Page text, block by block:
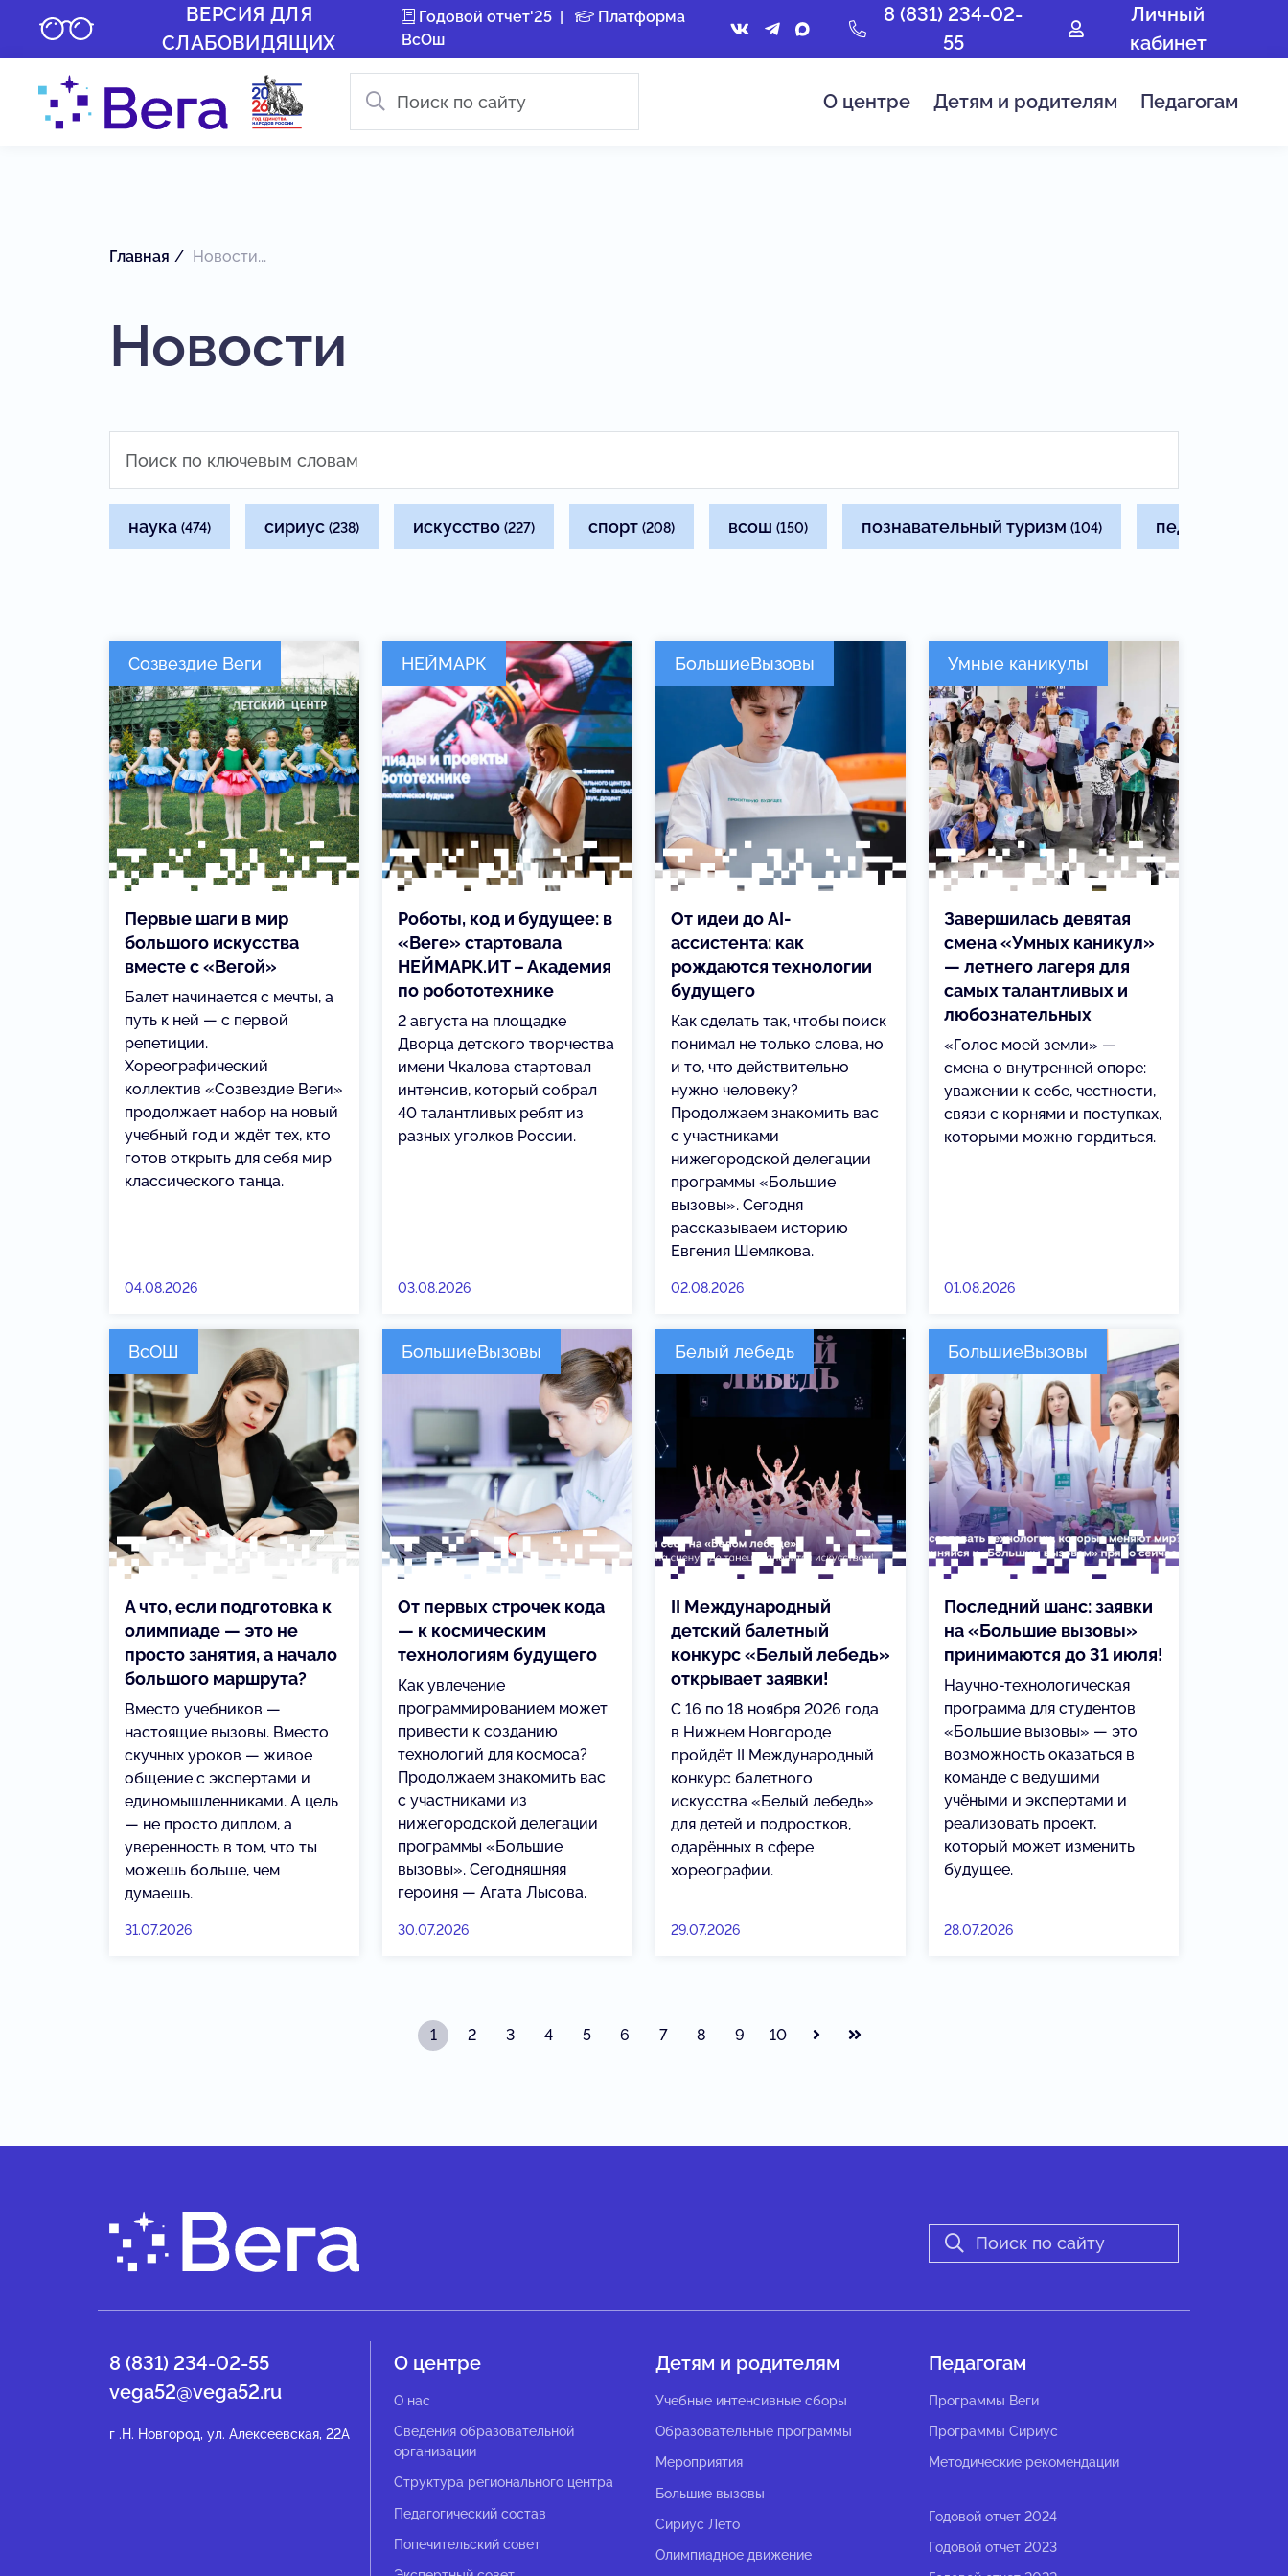
ВЕРСИЯ ДЛЯ
СЛАБОВИДЯЩИХ
Годовой отчет'25|
Платформа
ВсОш
8 (831) 234-02-
55
Личный
кабинет
О центре Детям и родителям Педагогам
Главная Новости...
Новости
наука (474) сириус (238) искусство (227) спорт (208) всош (150) познавательный туризм (104) педагогам
Созвездие Веги
Первые шаги в мир
большого искусства
вместе с «Вегой»
Балет начинается с мечты, а
путь к ней — с первой
репетиции.
Хореографический
коллектив «Созвездие Веги»
продолжает набор на новый
учебный год и ждёт тех, кто
готов открыть для себя мир
классического танца.
04.08.2026
НЕЙМАРК
Роботы, код и будущее: в
«Веге» стартовала
НЕЙМАРК.ИТ – Академия
по робототехнике
2 августа на площадке
Дворца детского творчества
имени Чкалова стартовал
интенсив, который собрал
40 талантливых ребят из
разных уголков России.
03.08.2026
БольшиеВызовы
От идеи до AI-
ассистента: как
рождаются технологии
будущего
Как сделать так, чтобы поиск
понимал не только слова, но
и то, что действительно
нужно человеку?
Продолжаем знакомить вас
с участниками
нижегородской делегации
программы «Большие
вызовы». Сегодня
рассказываем историю
Евгения Шемякова.
02.08.2026
Умные каникулы
Завершилась девятая
смена «Умных каникул»
— летнего лагеря для
самых талантливых и
любознательных
«Голос моей земли» —
смена о внутренней опоре:
уважении к себе, честности,
связи с корнями и поступках,
которыми можно гордиться.
01.08.2026
ВсОШ
А что, если подготовка к
олимпиаде — это не
просто занятия, а начало
большого маршрута?
Вместо учебников —
настоящие вызовы. Вместо
скучных уроков — живое
общение с экспертами и
единомышленниками. А цель
— не просто диплом, а
уверенность в том, что ты
можешь больше, чем
думаешь.
31.07.2026
БольшиеВызовы
От первых строчек кода
— к космическим
технологиям будущего
Как увлечение
программированием может
привести к созданию
технологий для космоса?
Продолжаем знакомить вас
с участниками из
нижегородской делегации
программы «Большие
вызовы». Сегодняшняя
героиня — Агата Лысова.
30.07.2026
Белый лебедь
II Международный
детский балетный
конкурс «Белый лебедь»
открывает заявки!
С 16 по 18 ноября 2026 года
в Нижнем Новгороде
пройдёт II Международный
конкурс балетного
искусства «Белый лебедь»
для детей и подростков,
одарённых в сфере
хореографии.
29.07.2026
БольшиеВызовы
Последний шанс: заявки
на «Большие вызовы»
принимаются до 31 июля!
Научно-технологическая
программа для студентов
«Большие вызовы» — это
возможность оказаться в
команде с ведущими
учёными и экспертами и
реализовать проект,
который может изменить
будущее.
28.07.2026
1 2 3 4 5 6 7 8 9 10
8 (831) 234-02-55
vega52@vega52.ru
г .Н. Новгород, ул. Алексеевская, 22А
О центре
О нас
Сведения образовательной
организации
Структура регионального центра
Педагогический состав
Попечительский совет
Детям и родителям
Учебные интенсивные сборы
Образовательные программы
Мероприятия
Большие вызовы
Сириус Лето
Олимпиадное движение
Педагогам
Программы Веги
Программы Сириус
Методические рекомендации
Годовой отчет 2024
Годовой отчет 2023